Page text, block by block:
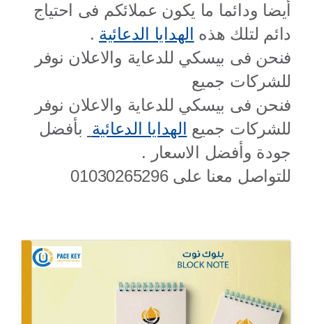
أيضا ودائما ما يكون عملائكم فى احتياج
دائم لتلك هذه الهدايا الدعائية .
فنحن فى بيسكي للدعاية والاعلان نوفر
للشركات جميع
فنحن فى بيسكي للدعاية والاعلان نوفر
للشركات جميع الهدايا الدعائية بأفضل
جودة وأفضل الاسعار .
للتواصل معنا على 01030265296